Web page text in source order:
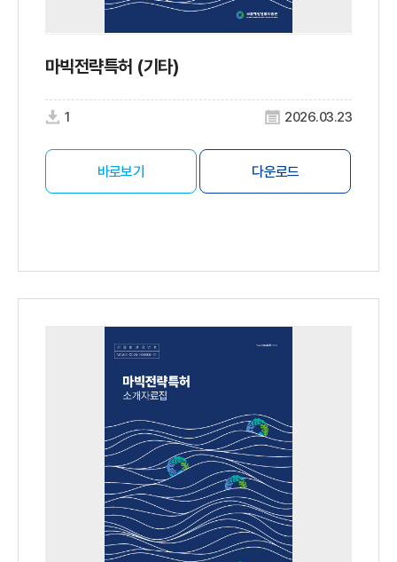
마빅전략특허 (기타)
1 2026.03.23
바로보기 다운로드